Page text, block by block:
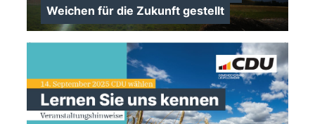
Weichen für die Zukunft gestellt
>